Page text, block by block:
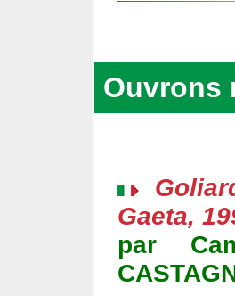
Ouvrons
Gaeta,
par